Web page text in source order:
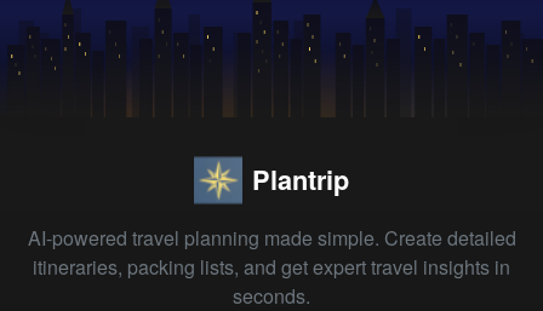
Plantrip
AI-powered travel planning made simple. Create detailed
itineraries, packing lists, and get expert travel insights in
seconds.